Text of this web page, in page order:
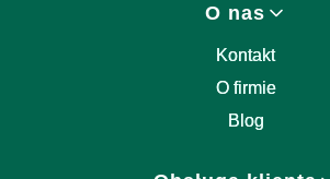
O nas
Kontakt
O firmie
Blog